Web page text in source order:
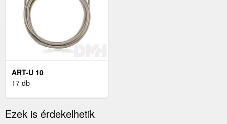
ART-U 10
17 db
Ezek is érdekelhetik